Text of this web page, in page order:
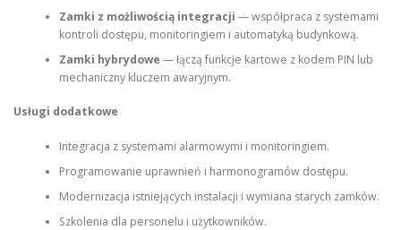
Zamki z możliwością integracji — współpraca z systemami
kontroli dostępu, monitoringiem i automatyką budynkową.
Zamki hybrydowe — łączą funkcje kartowe z kodem PIN lub
mechaniczny kluczem awaryjnym.
Usługi dodatkowe
Integracja z systemami alarmowymi i monitoringiem.
Programowanie uprawnień i harmonogramów dostępu.
Modernizacja istniejących instalacji i wymiana starych zamków.
Szkolenia dla personelu i użytkowników.